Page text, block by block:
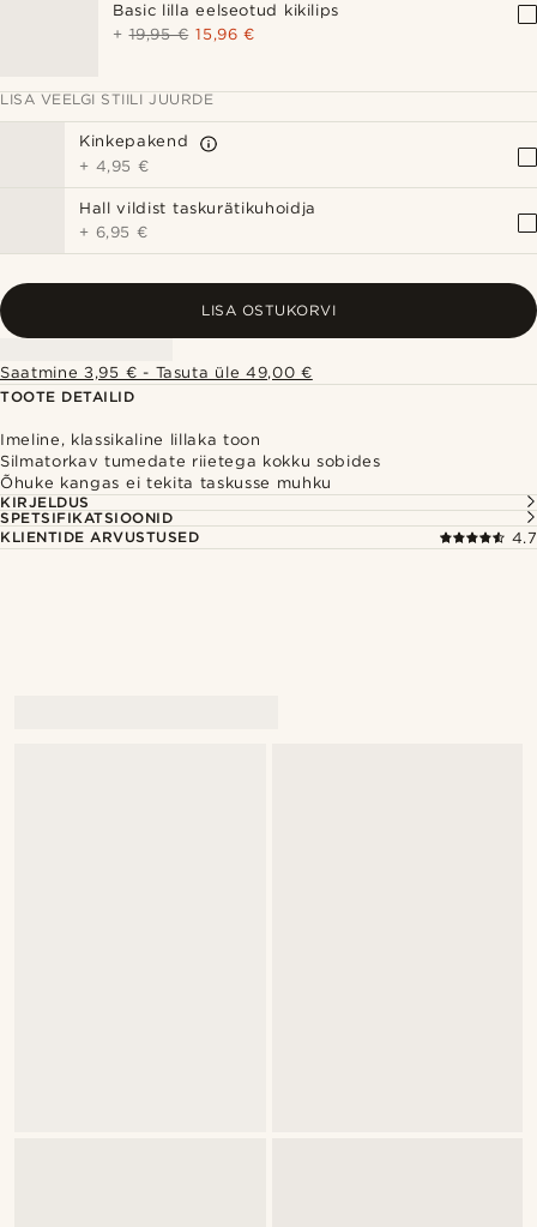
Basic lilla eelseotud kikilips
+19,95 € 15,96 €
LISA VEELGI STIILI JUURDE
Kinkepakend
+ 4,95 €
Hall vildist taskurätikuhoidja
+ 6,95 €
LISA OSTUKORVI
Saatmine 3,95 € - Tasuta üle 49,00 €
TOOTE DETAILID
Imeline, klassikaline lillaka toon
Silmatorkav tumedate riietega kokku sobides
Õhuke kangas ei tekita taskusse muhku
KIRJELDUS
SPETSIFIKATSIOONID
KLIENTIDE ARVUSTUSED
4.7